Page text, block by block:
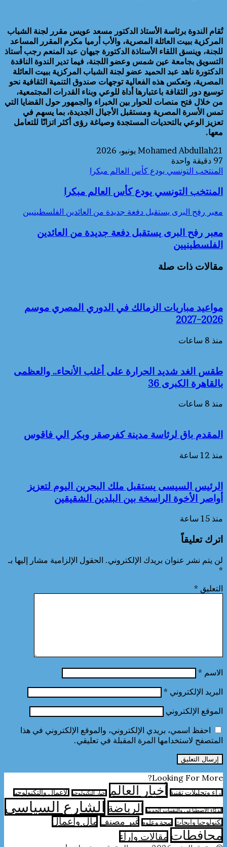
تُقام الندوة برئاسة الأستاذ الدكتور مسعد عويس مقرر لجنة الشباب
المركزية ببيت العائلة المصرية، والأب أرميا مكرم المقرر المساعد
للجنة، وينسق اللقاء الأستاذة الدكتورة جيهان عبد المنعم رجب أستاذ
التسويق بجامعة عين شمس وعضو اللجنة، فيما تدير الندوة الناقدة
الدكتورة ناهد عبد الحميد عضو لجنة الشباب المركزية ببيت العائلة
المصرية، وتعكس هذه الفعالية توجهات صندوق التنمية الثقافية نحو
توسيع دور الثقافة باعتبارها أداة للوعي وبناء القدرات المجتمعية،
من خلال فتح منصات للحوار بين الخبراء والجمهور حول القضايا التي
تمس الأسرة المصرية ومستقبل الأجيال الجديدة، بما يسهم في
تعزيز الوعي بالتحديات المستجدة وصياغة رؤى أكثر اتزانًا للتعامل
معها.
Mohamed Abdullah21 يونيو، 2026
97 دقيقة واحدة
المنتخب التونسي يودع كأس العالم مبكرا
المنتخب التونسي يودع كأس العالم مبكرا
معبر رفح البرى يستقبل دفعة جديدة من العائدين الفلسطينيين
معبر رفح البرى يستقبل دفعة جديدة من العائدين
الفلسطينيين
مقالات ذات صلة
مواعيد مباريات الزمالك في الدوري المصري موسم
2026-2027
منذ 8 ساعات
طقس الغد شديد الحرارة على أغلب الأنحاء.. والعظمى
بالقاهرة الكبرى 36
منذ 8 ساعات
المقدم باق لرئاسة مدينة كفرصقر وبكر الي فاقوس
منذ 12 ساعة
الرئيس السيسى يستقبل ملك البحرين اليوم لتعزيز
أواصر الأخوة الراسخة بين البلدين الشقيقين
منذ 15 ساعة
اترك تعليقاً
لن يتم نشر عنوان بريدك الإلكتروني. الحقول الإلزامية مشار إليها بـ
*
التعليق *
الاسم *
البريد الإلكتروني *
الموقع الإلكتروني
احفظ اسمي، بريدي الإلكتروني، والموقع الإلكتروني في هذا
المتصفح لاستخدامها المرة المقبلة في تعليقي.
Looking For More?
آراء وتحليلات تقنية أخبار العالم اخبار التكنولوجيا الأعمال والتكنولوجيا
الذكاء الاصطناعي والتقنيات الحديثة الرياضة الشارع السياسي
تكنولوجيا وابحاث صحة وعلوم غير مصنف مال واعمال
محافطات مقالات وارآء